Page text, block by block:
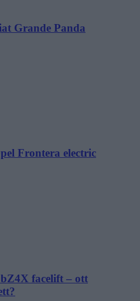
Grande Panda
Frontera electric
facelift – ott